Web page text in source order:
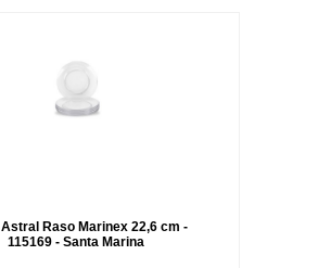
Raso Marinex 22,6 cm -
115169 - Santa Marina